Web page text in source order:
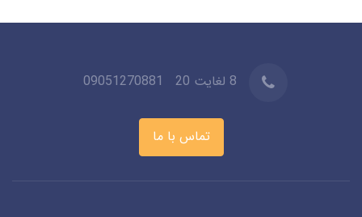
8 لغایت 20 09051270881
تماس با ما